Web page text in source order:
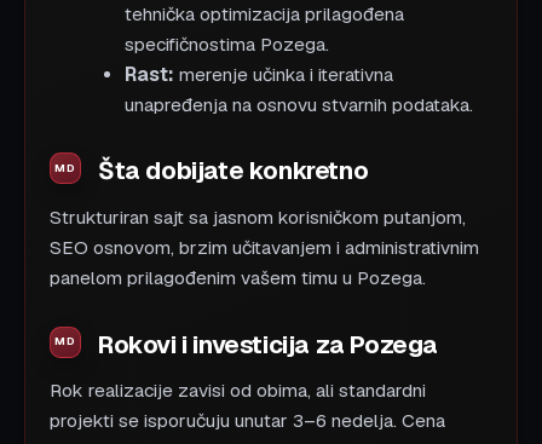
tehnička optimizacija prilagođena
specifičnostima Pozega.
Rast: merenje učinka i iterativna
unapređenja na osnovu stvarnih podataka.
Šta dobijate konkretno
Strukturiran sajt sa jasnom korisničkom putanjom,
SEO osnovom, brzim učitavanjem i administrativnim
panelom prilagođenim vašem timu u Pozega.
Rokovi i investicija za Pozega
Rok realizacije zavisi od obima, ali standardni
projekti se isporučuju unutar 3–6 nedelja. Cena